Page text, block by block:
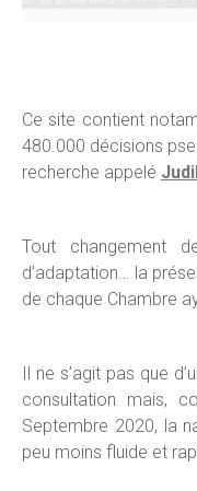
Ce site contient
480.000 décisions
recherche appelé
Tout changement
d’adaptation… la
de chaque Chambre
Il ne s’agit pas que
consultation mais,
Septembre 2020, la
peu moins fluide et